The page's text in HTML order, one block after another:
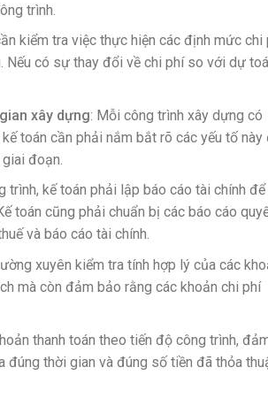
trình.
kiểm tra việc thực hiện các định mức chi
có sự thay đổi về chi phí so với dự
xây dựng: Mỗi công trình xây dựng có
toán cần phải nắm bắt rõ các yếu tố này
đoạn.
trình, kế toán phải lập báo cáo tài chính để
toán cũng phải chuẩn bị các báo cáo
và báo cáo tài chính.
xuyên kiểm tra tính hợp lý của các
mà còn đảm bảo rằng các khoản chi phí
thanh toán theo tiến độ công trình,
đúng thời gian và đúng số tiền đã thỏa